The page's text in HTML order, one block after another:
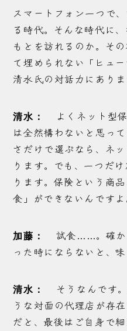
スマートフォン一つで
る時代。そんな時代に
もとを訪れるのか。そ
て埋められない「ヒュ
清水氏の対話力にありま
清水：
よくネット型
は全然構わないと思っ
さだけで選ぶなら、ネ
ります。でも、一つだ
ります。保険という商
食」ができないんですよ
加藤：
試食……。確か
った時にならないと、
清水：
そうなんです
うな対面の代理店が存
だと、最後はご自身で